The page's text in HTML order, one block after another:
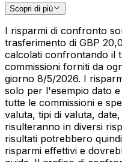
Scopri di più
I risparmi di confronto
trasferimento di GBP
calcolati confrontando il
commissioni forniti da
giorno 8/5/2026. I
solo per l'esempio dato
tutte le commissioni e
valuta, tipi di valuta,
risulteranno in diversi
risultati potrebbero
risparmi effettivi e